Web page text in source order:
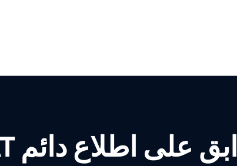
ابق على اطلاع دائم OPSWAT!